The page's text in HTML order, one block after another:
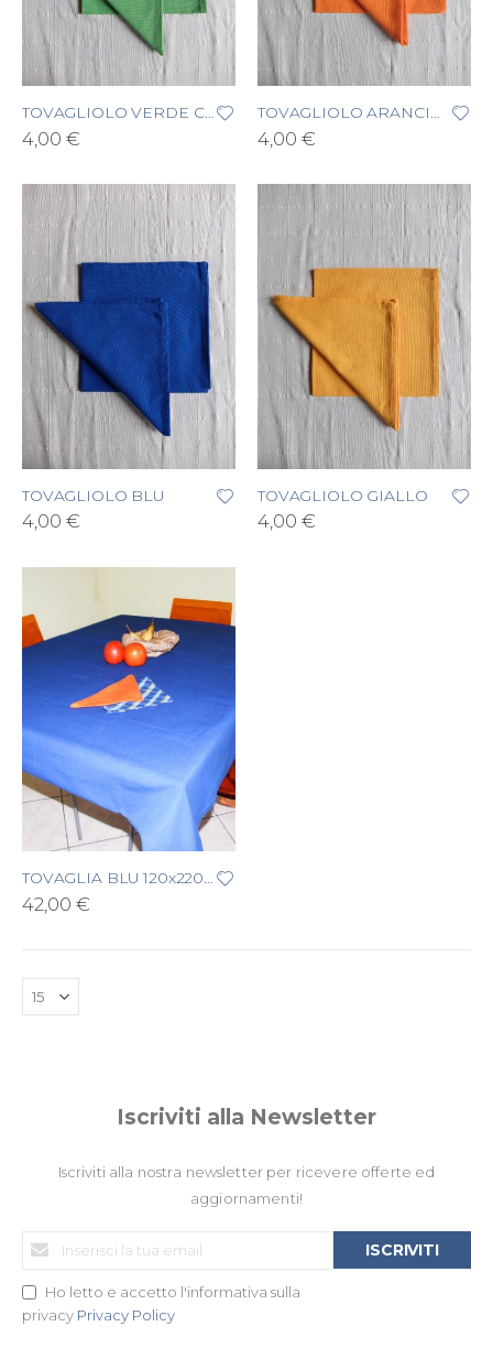
TOVAGLIOLO VERDE CHIARO
4,00 € 4,00 €
TOVAGLIOLO BLU
4,00 €
TOVAGLIOLO GIALLO
4,00 €
42,00 €
Iscriviti alla Newsletter
Iscriviti alla nostra newsletter per ricevere offerte ed
aggiornamenti!
Iscriviti
nostra
Ho letto e accetto l'informativa sulla
privacy Privacy Policy
ISCRIVITI